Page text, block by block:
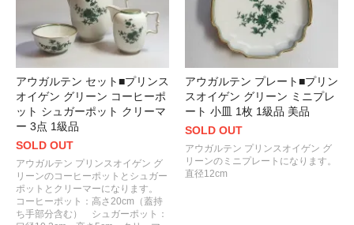
アウガルテン セット■プリンス
オイゲン グリーン コーヒーポ
ット シュガーポット クリーマ
ー 3点 1級品
SOLD OUT
アウガルテン プリンスオイゲン グ
リーンのコーヒーポットとシュガー
ポットとクリーマーになります。
コーヒーポット：高さ20cm（蓋持
ち手部分含む） シュガーポット：
アウガルテン プレート■プリン
スオイゲン グリーン ミニプレ
ート 小皿 1枚 1級品 美品
SOLD OUT
アウガルテン プリンスオイゲン グ
リーンのミニプレートになります。
直径12cm